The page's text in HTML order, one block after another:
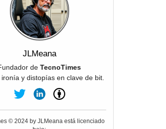
JLMeana
deTecnoTimes
y distopías en clave de bit.
© 2024 by JLMeana está licenciado